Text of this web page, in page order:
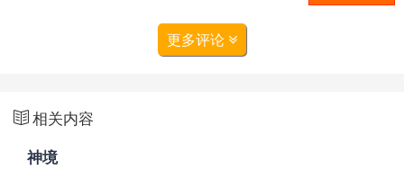
更多评论
相关内容
神境